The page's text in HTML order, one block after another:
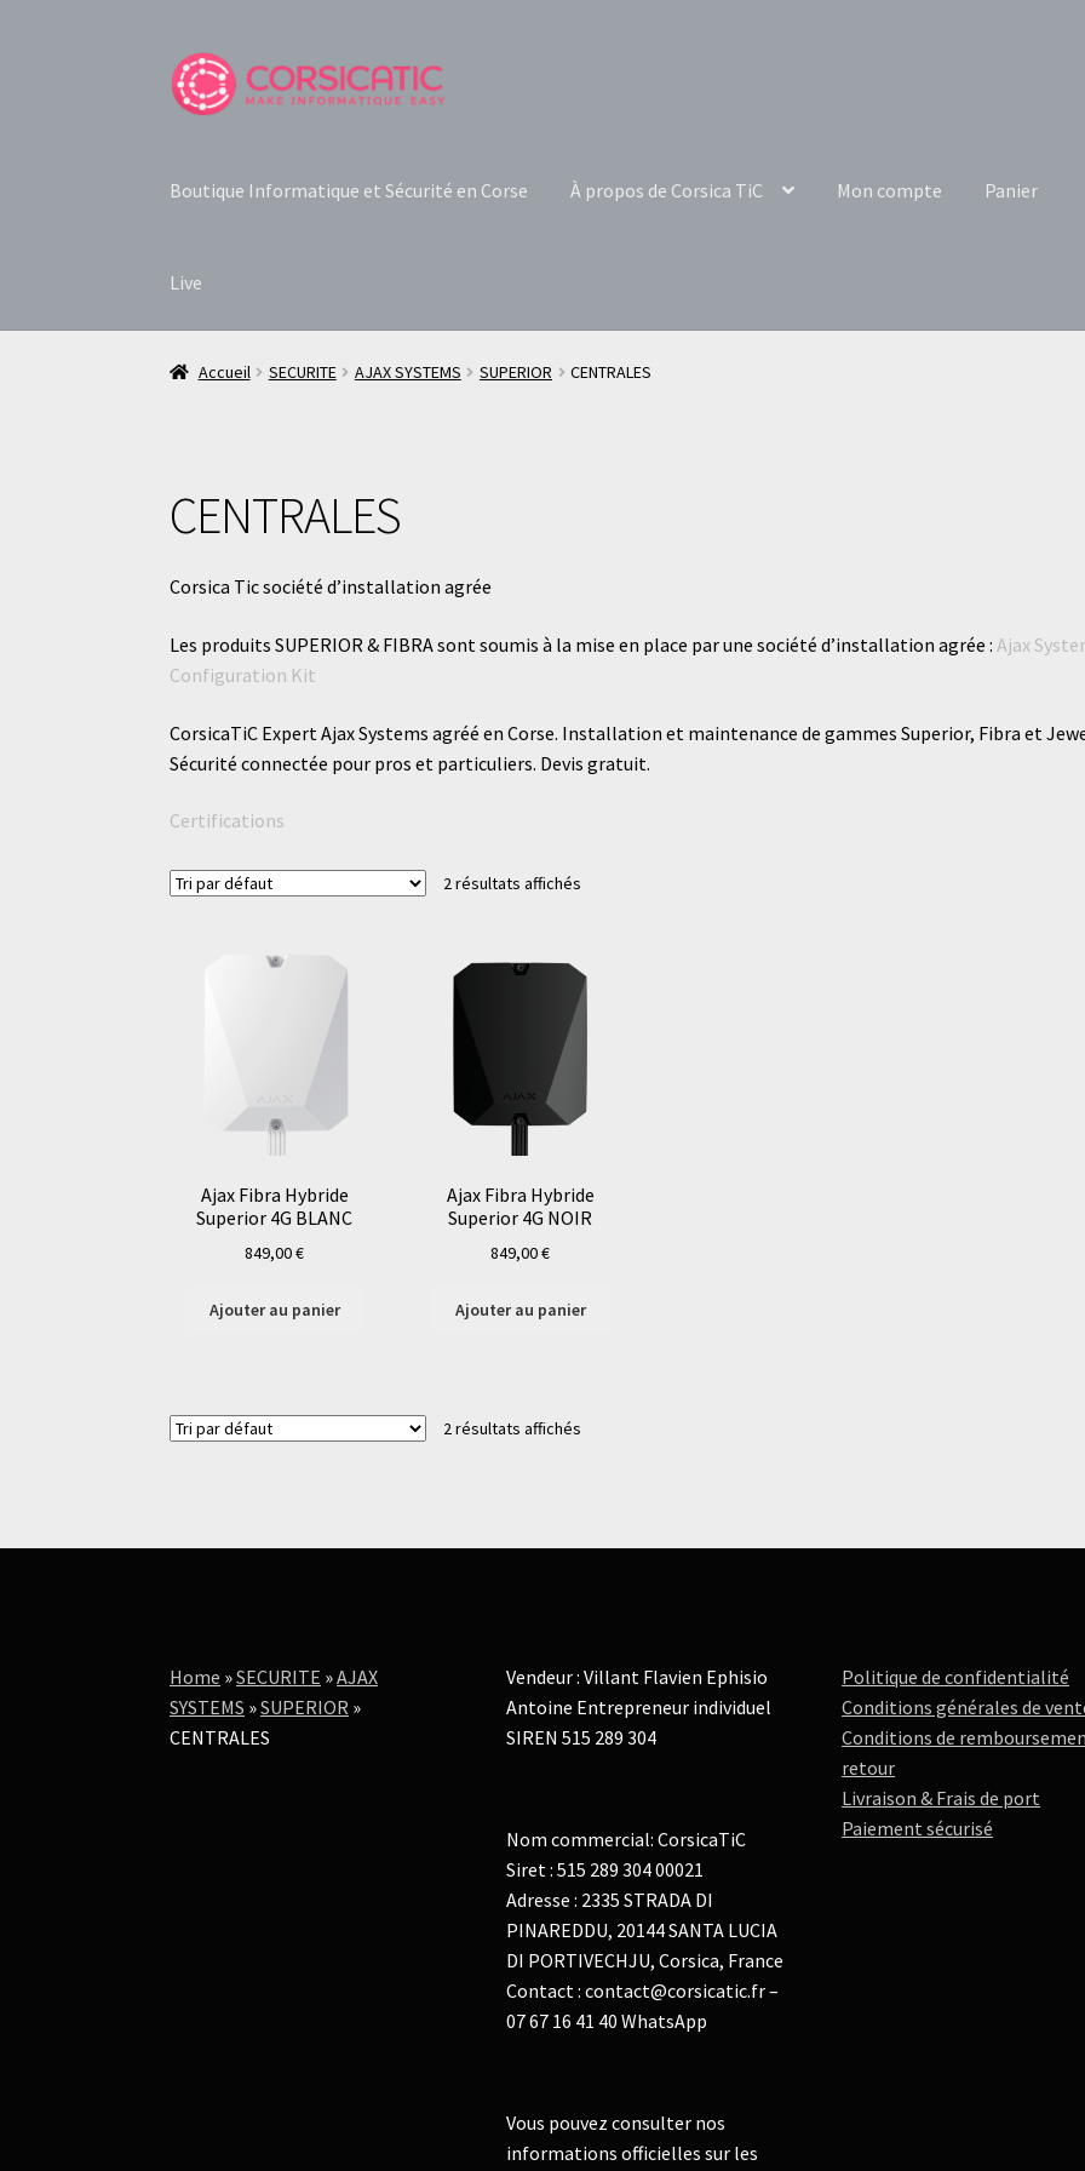
Aller
à
Aller
au
Boutique Informatique et Sécurité en Corse À propos de Corsica TiC Mon compte Panier
Live
Accueil SECURITE AJAX SYSTEMS SUPERIOR CENTRALES
CENTRALES
Corsica Tic société d’installation agrée
Les produits SUPERIOR & FIBRA sont soumis à la mise en place par une société d’installation agrée :Ajax
Configuration Kit
CorsicaTiC Expert Ajax Systems agréé en Corse. Installation et maintenance de gammes Superior, Fibra et
Sécurité connectée pour pros et particuliers. Devis gratuit.
Certifications
2 résultats affichés
Ajax Fibra Hybride
Superior 4G BLANC
849,00€
Ajouter au panier
Ajax Fibra Hybride
Superior 4G NOIR
849,00€
Ajouter au panier
2 résultats affichés
Home »SECURITE »AJAX
SYSTEMS »SUPERIOR »
CENTRALES
Vendeur : Villant Flavien Ephisio
Antoine Entrepreneur individuel
SIREN 515 289 304
Nom commercial: CorsicaTiC
Siret : 515 289 304 00021
Adresse : 2335 STRADA DI
PINAREDDU, 20144 SANTA LUCIA
DI PORTIVECHJU, Corsica, France
Contact : contact@corsicatic.fr –
07 67 16 41 40 WhatsApp
Vous pouvez consulter nos
informations officielles sur les
Politique de confidentialité
Conditions générales de
Conditions de
retour
Livraison & Frais de port
Paiement sécurisé